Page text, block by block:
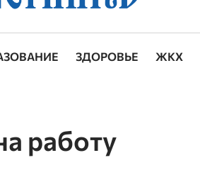
ЗДОРОВЬЕ ЖКХ
работу